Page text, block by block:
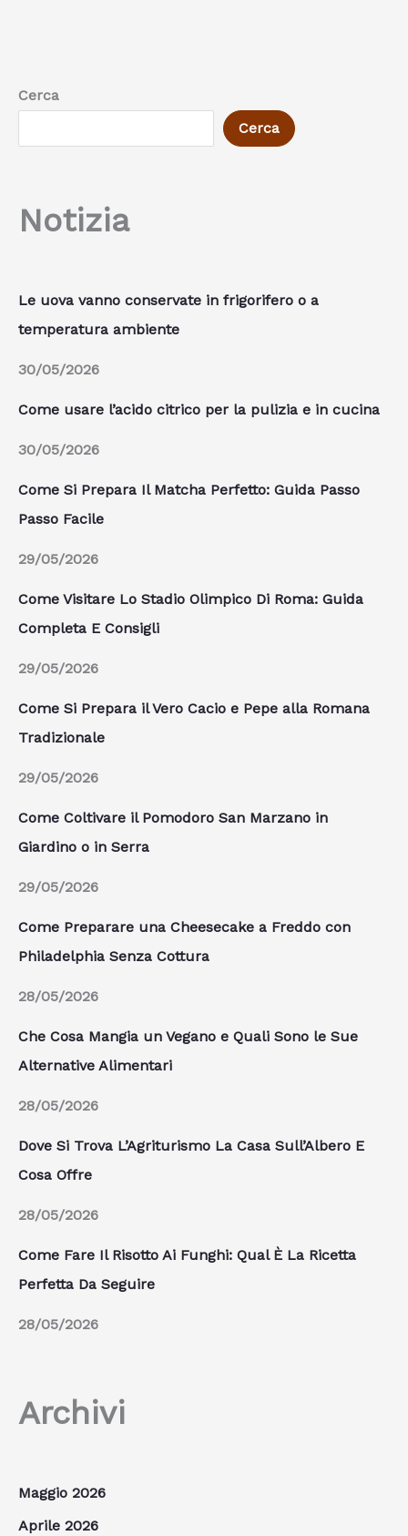
Cerca
Cerca
Notizia
Le uova vanno conservate in frigorifero o a
temperatura ambiente
30/05/2026
Come usare l’acido citrico per la pulizia e in cucina
30/05/2026
Come Si Prepara Il Matcha Perfetto: Guida Passo
Passo Facile
29/05/2026
Come Visitare Lo Stadio Olimpico Di Roma: Guida
Completa E Consigli
29/05/2026
Come Si Prepara il Vero Cacio e Pepe alla Romana
Tradizionale
29/05/2026
Come Coltivare il Pomodoro San Marzano in
Giardino o in Serra
29/05/2026
Come Preparare una Cheesecake a Freddo con
Philadelphia Senza Cottura
28/05/2026
Che Cosa Mangia un Vegano e Quali Sono le Sue
Alternative Alimentari
28/05/2026
Dove Si Trova L’Agriturismo La Casa Sull’Albero E
Cosa Offre
28/05/2026
Come Fare Il Risotto Ai Funghi: Qual È La Ricetta
Perfetta Da Seguire
28/05/2026
Archivi
Maggio 2026
Aprile 2026